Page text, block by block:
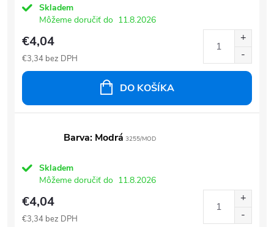
Skladem
Môžeme doručiť do 11.8.2026
€4,04
€3,34 bez DPH
DO KOŠÍKA
Barva: Modrá 3255/MOD
Skladem
Môžeme doručiť do 11.8.2026
€4,04
€3,34 bez DPH